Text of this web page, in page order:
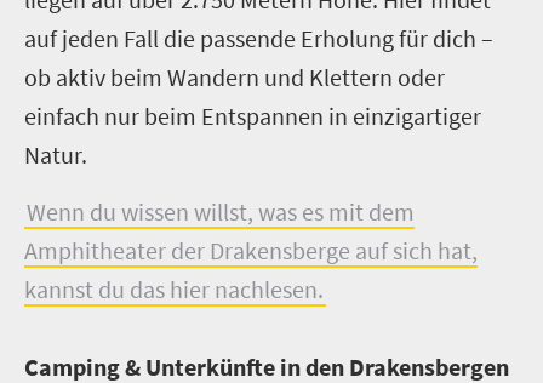
auf jeden Fall die passende Erholung für dich –
ob aktiv beim Wandern und Klettern oder
einfach nur beim Entspannen in einzigartiger
Natur.
Wenn du wissen willst, was es mit dem
Amphitheater der Drakensberge auf sich hat,
kannst du das hier nachlesen.
Camping & Unterkünfte in den Drakensbergen